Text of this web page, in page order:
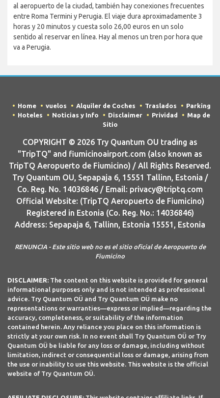
al aeropuerto de la ciudad, también hay conexiones frecuentes
entre Roma Termini y Perugia. El viaje dura aproximadamente 3
horas y 20 minutos y cuesta solo 26,00 euros en un solo
sentido al reservar en línea. Hay al menos un tren por hora que
va a Perugia.
Home vuelos Alquiler de Coches Traslados
Parking
Hoteles
Noticias y Info Disclaimer Prividad
Map de
Sitio
COPYRIGHT © 2026 Try Quantum OU trading as
"TripTQ" and fiumicinoairport.com (also known as
TripTQ Aeropuerto de Fiumicino) / All Rights Reserved.
Try Quantum OU, Sepapaja 6, 15551 Tallinn, Estonia /
Co. Reg. No. 14036846 / Email: privacy@triptq.com
Official Website: (TripTQ Aeropuerto de Fiumicino)
Registered in Estonia (Co. Reg. No.: 14036846)
Address: Sepapaja 6, Tallinn, Estonia 15551, Estonia
RENUNCIA - Este sitio web no es el sitio oficial de Aeropuerto de
Fiumicino
DISCLAIMER: The content on this website is provided for general
informational purposes only and is not intended as professional
advice. Try Quantum OÜ and Try Quantum OÜ make no
representations or warranties—express or implied—regarding the
accuracy, completeness, or suitability of the information
contained herein. Any reliance you place on this information is
strictly at your own risk. In no event shall Try Quantum OÜ or Try
Quantum OÜ be liable for any loss or damage, including without
limitation, indirect or consequential loss or damage, arising from
the use or inability to use this website. This website is the official
website of Try Quantum OÜ.